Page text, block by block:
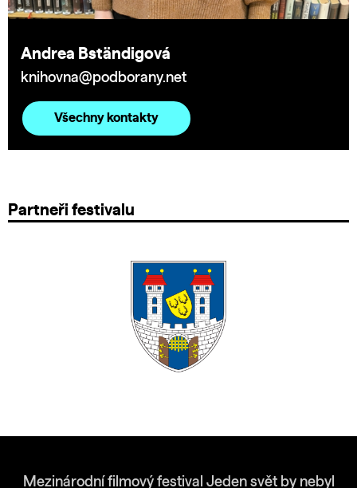
Andrea Bständigová
knihovna@podborany.net
Všechny kontakty
Partneři festivalu
Mezinárodní filmový festival Jeden svět by nebyl